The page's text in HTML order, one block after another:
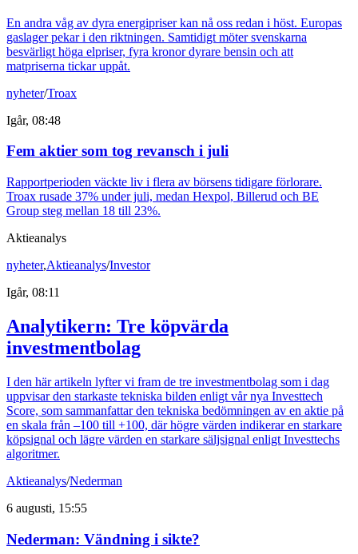
En andra våg av dyra energipriser kan nå oss redan i höst. Europas
gaslager pekar i den riktningen. Samtidigt möter svenskarna
besvärligt höga elpriser, fyra kronor dyrare bensin och att
matpriserna tickar uppåt.
nyheter/Troax
Igår, 08:48
Fem aktier som tog revansch i juli
Rapportperioden väckte liv i flera av börsens tidigare förlorare.
Troax rusade 37% under juli, medan Hexpol, Billerud och BE
Group steg mellan 18 till 23%.
Aktieanalys
nyheter,Aktieanalys/Investor
Igår, 08:11
Analytikern: Tre köpvärda
investmentbolag
I den här artikeln lyfter vi fram de tre investmentbolag som i dag
uppvisar den starkaste tekniska bilden enligt vår nya Investtech
Score, som sammanfattar den tekniska bedömningen av en aktie på
en skala från –100 till +100, där högre värden indikerar en starkare
köpsignal och lägre värden en starkare säljsignal enligt Investtechs
algoritmer.
Aktieanalys/Nederman
6 augusti, 15:55
Nederman: Vändning i sikte?